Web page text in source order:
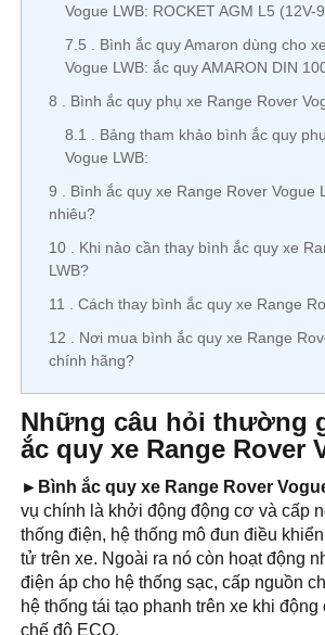
Vogue LWB: ROCKET AGM L5 (12V-
7.5
Bình ắc quy Amaron dùng cho
Vogue LWB: ắc quy AMARON DIN
8
Bình ắc quy phụ xe Range Rover
8.1
Bảng tham khảo bình ắc quy
Vogue LWB:
9
Bình ắc quy xe Range Rover Vogue
nhiêu?
10
Khi nào cần thay bình ắc quy xe
LWB?
11
Cách thay bình ắc quy xe Range
12
Nơi mua bình ắc quy xe Range
chính hãng?
Những câu hỏi thường
ắc quy xe Range Rover
►Bình ắc quy xe Range Rover
vụ chính là khởi động động cơ và cấp
thống điện, hệ thống mô đun điều
tử trên xe. Ngoài ra nó còn hoạt động
điện áp cho hệ thống sạc, cấp nguồn
hệ thống tái tạo phanh trên xe khi
chế độ ECO.